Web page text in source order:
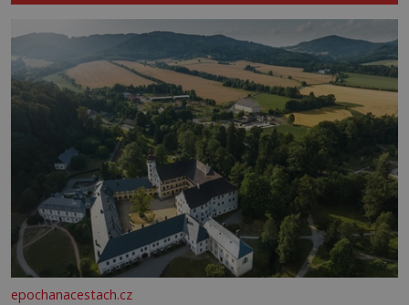
epochanacestach.cz